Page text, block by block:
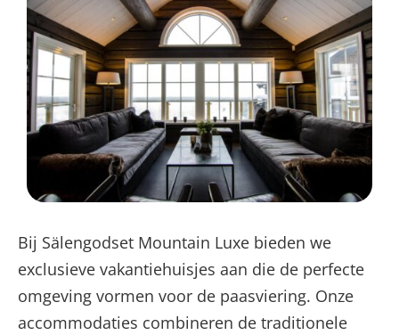
Bij Sälengodset Mountain Luxe bieden we
exclusieve vakantiehuisjes aan die de perfecte
omgeving vormen voor de paasviering. Onze
accommodaties combineren de traditionele